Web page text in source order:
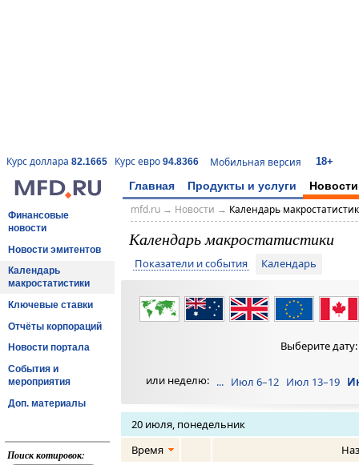
Курс доллара 82.1665 Курс евро 94.8366 Мобильная версия 18+
Главная Продукты и услуги Новости
Финансовые
новости
Новости эмитентов
Календарь
макростатистики
Ключевые ставки
Отчёты корпораций
Новости портала
События и
мероприятия
Доп. материалы
Поиск котировок:
mfd.ru→ Новости → Календарь
Календарь макростатистики
Показатели и события Календарь
Выберите
или неделю: ... Июл 6–12 Июл 13–19
20 июля, понедельник
Время